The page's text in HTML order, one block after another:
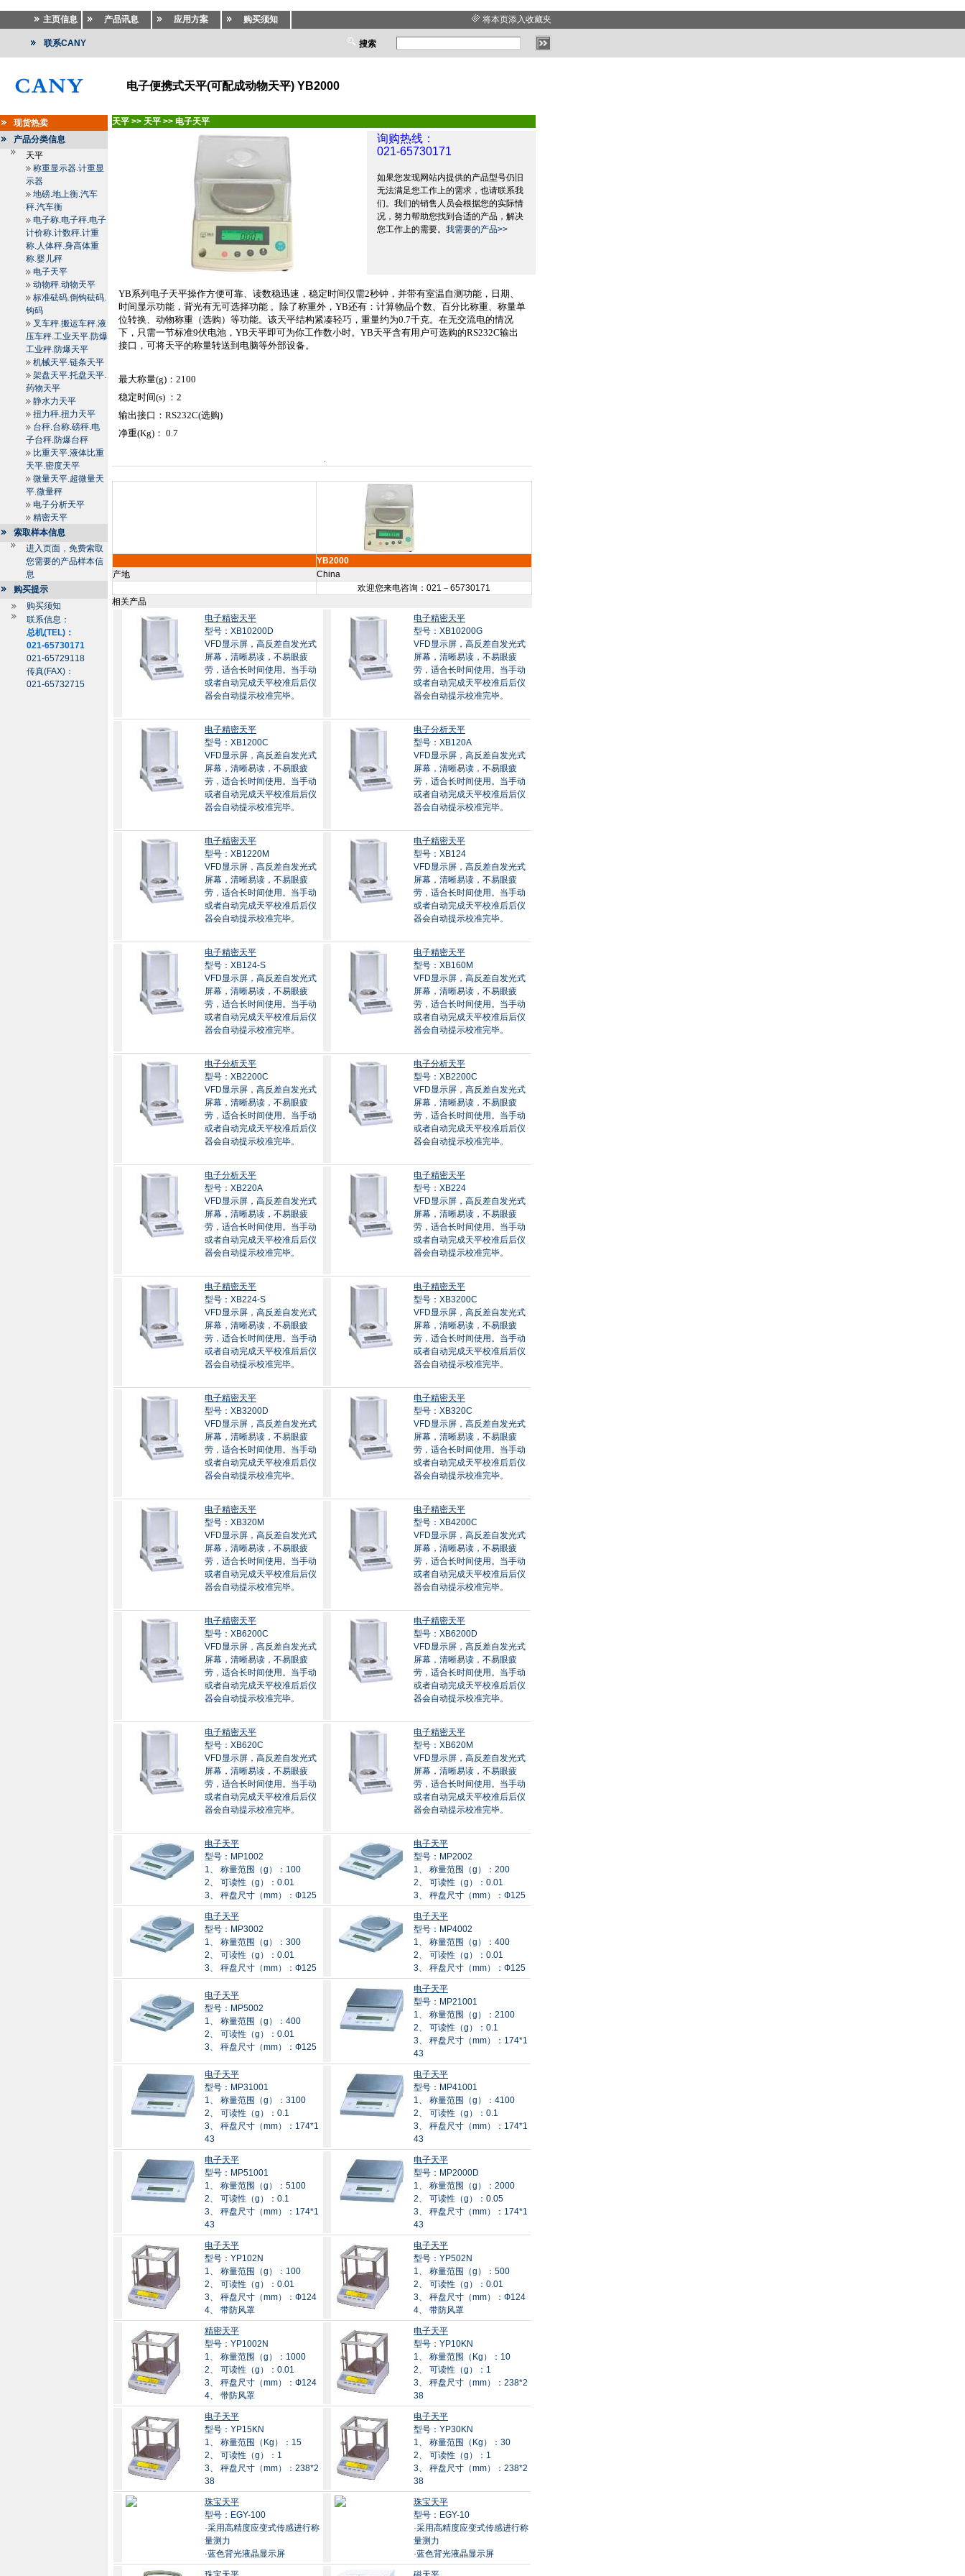
主页信息 产品讯息 应用方案 购买须知 将本页添入收藏夹
联系CANY 搜索
电子便携式天平(可配成动物天平) YB2000
现货热卖
产品分类信息
天平
称重显示器.计重显
示器
地磅.地上衡.汽车
秤.汽车衡
电子称.电子秤.电子
计价称.计数秤.计重
称.人体秤.身高体重
称.婴儿秤
电子天平
动物秤.动物天平
标准砝码.倒钩砝码.
钩码
叉车秤.搬运车秤.液
压车秤.工业天平.防爆
工业秤.防爆天平
机械天平.链条天平
架盘天平.托盘天平.
药物天平
静水力天平
扭力秤.扭力天平
台秤.台称.磅秤.电
子台秤.防爆台秤
比重天平.液体比重
天平.密度天平
微量天平.超微量天
平.微量秤
电子分析天平
精密天平
索取样本信息
进入页面，免费索取
您需要的产品样本信
息
购买提示
购买须知
联系信息：
总机(TEL)：
021-65730171
021-65729118
传真(FAX)：
021-65732715
天平 >> 天平 >> 电子天平
询购热线：
021-65730171
如果您发现网站内提供的产品型号仍旧
无法满足您工作上的需求，也请联系我
们。我们的销售人员会根据您的实际情
况，努力帮助您找到合适的产品，解决
您工作上的需要。 我需要的产品>>
YB系列电子天平操作方便可靠、读数稳迅速，稳定时间仅需2秒钟，并带有室温自测功能，日期、
时间显示功能，背光有无可选择功能 。除了称重外，YB还有：计算物品个数、百分比称重、称量单
位转换、动物称重（选购）等功能。该天平结构紧凑轻巧，重量约为0.7千克。在无交流电的情况
下，只需一节标准9伏电池，YB天平即可为你工作数小时。YB天平含有用户可选购的RS232C输出
接口，可将天平的称量转送到电脑等外部设备。
最大称量(g) ：2100
稳定时间(s) ：2
输出接口：RS232C(选购)
净重(Kg) ： 0.7
YB2000
产地
China
欢迎您来电咨询：021－65730171
相关产品
电子精密天平
型号：XB10200D
VFD显示屏，高反差自发光式
屏幕，清晰易读，不易眼疲
劳，适合长时间使用。当手动
或者自动完成天平校准后后仪
器会自动提示校准完毕。
电子精密天平
型号：XB10200G
VFD显示屏，高反差自发光式
屏幕，清晰易读，不易眼疲
劳，适合长时间使用。当手动
或者自动完成天平校准后后仪
器会自动提示校准完毕。
电子精密天平
型号：XB1200C
VFD显示屏，高反差自发光式
屏幕，清晰易读，不易眼疲
劳，适合长时间使用。当手动
或者自动完成天平校准后后仪
器会自动提示校准完毕。
电子分析天平
型号：XB120A
VFD显示屏，高反差自发光式
屏幕，清晰易读，不易眼疲
劳，适合长时间使用。当手动
或者自动完成天平校准后后仪
器会自动提示校准完毕。
电子精密天平
型号：XB1220M
VFD显示屏，高反差自发光式
屏幕，清晰易读，不易眼疲
劳，适合长时间使用。当手动
或者自动完成天平校准后后仪
器会自动提示校准完毕。
电子精密天平
型号：XB124
VFD显示屏，高反差自发光式
屏幕，清晰易读，不易眼疲
劳，适合长时间使用。当手动
或者自动完成天平校准后后仪
器会自动提示校准完毕。
电子精密天平
型号：XB124-S
VFD显示屏，高反差自发光式
屏幕，清晰易读，不易眼疲
劳，适合长时间使用。当手动
或者自动完成天平校准后后仪
器会自动提示校准完毕。
电子精密天平
型号：XB160M
VFD显示屏，高反差自发光式
屏幕，清晰易读，不易眼疲
劳，适合长时间使用。当手动
或者自动完成天平校准后后仪
器会自动提示校准完毕。
电子分析天平
型号：XB2200C
VFD显示屏，高反差自发光式
屏幕，清晰易读，不易眼疲
劳，适合长时间使用。当手动
或者自动完成天平校准后后仪
器会自动提示校准完毕。
电子分析天平
型号：XB2200C
VFD显示屏，高反差自发光式
屏幕，清晰易读，不易眼疲
劳，适合长时间使用。当手动
或者自动完成天平校准后后仪
器会自动提示校准完毕。
电子分析天平
型号：XB220A
VFD显示屏，高反差自发光式
屏幕，清晰易读，不易眼疲
劳，适合长时间使用。当手动
或者自动完成天平校准后后仪
器会自动提示校准完毕。
电子精密天平
型号：XB224
VFD显示屏，高反差自发光式
屏幕，清晰易读，不易眼疲
劳，适合长时间使用。当手动
或者自动完成天平校准后后仪
器会自动提示校准完毕。
电子精密天平
型号：XB224-S
VFD显示屏，高反差自发光式
屏幕，清晰易读，不易眼疲
劳，适合长时间使用。当手动
或者自动完成天平校准后后仪
器会自动提示校准完毕。
电子精密天平
型号：XB3200C
VFD显示屏，高反差自发光式
屏幕，清晰易读，不易眼疲
劳，适合长时间使用。当手动
或者自动完成天平校准后后仪
器会自动提示校准完毕。
电子精密天平
型号：XB3200D
VFD显示屏，高反差自发光式
屏幕，清晰易读，不易眼疲
劳，适合长时间使用。当手动
或者自动完成天平校准后后仪
器会自动提示校准完毕。
电子精密天平
型号：XB320C
VFD显示屏，高反差自发光式
屏幕，清晰易读，不易眼疲
劳，适合长时间使用。当手动
或者自动完成天平校准后后仪
器会自动提示校准完毕。
电子精密天平
型号：XB320M
VFD显示屏，高反差自发光式
屏幕，清晰易读，不易眼疲
劳，适合长时间使用。当手动
或者自动完成天平校准后后仪
器会自动提示校准完毕。
电子精密天平
型号：XB4200C
VFD显示屏，高反差自发光式
屏幕，清晰易读，不易眼疲
劳，适合长时间使用。当手动
或者自动完成天平校准后后仪
器会自动提示校准完毕。
电子精密天平
型号：XB6200C
VFD显示屏，高反差自发光式
屏幕，清晰易读，不易眼疲
劳，适合长时间使用。当手动
或者自动完成天平校准后后仪
器会自动提示校准完毕。
电子精密天平
型号：XB6200D
VFD显示屏，高反差自发光式
屏幕，清晰易读，不易眼疲
劳，适合长时间使用。当手动
或者自动完成天平校准后后仪
器会自动提示校准完毕。
电子精密天平
型号：XB620C
VFD显示屏，高反差自发光式
屏幕，清晰易读，不易眼疲
劳，适合长时间使用。当手动
或者自动完成天平校准后后仪
器会自动提示校准完毕。
电子精密天平
型号：XB620M
VFD显示屏，高反差自发光式
屏幕，清晰易读，不易眼疲
劳，适合长时间使用。当手动
或者自动完成天平校准后后仪
器会自动提示校准完毕。
电子天平
型号：MP1002
1、 称量范围（g）：100
2、 可读性（g）：0.01
3、 秤盘尺寸（mm）：Ф125
电子天平
型号：MP2002
1、 称量范围（g）：200
2、 可读性（g）：0.01
3、 秤盘尺寸（mm）：Ф125
电子天平
型号：MP3002
1、 称量范围（g）：300
2、 可读性（g）：0.01
3、 秤盘尺寸（mm）：Ф125
电子天平
型号：MP4002
1、 称量范围（g）：400
2、 可读性（g）：0.01
3、 秤盘尺寸（mm）：Ф125
电子天平
型号：MP5002
1、 称量范围（g）：400
2、 可读性（g）：0.01
3、 秤盘尺寸（mm）：Ф125
电子天平
型号：MP21001
1、 称量范围（g）：2100
2、 可读性（g）：0.1
3、 秤盘尺寸（mm）：174*1
43
电子天平
型号：MP31001
1、 称量范围（g）：3100
2、 可读性（g）：0.1
3、 秤盘尺寸（mm）：174*1
43
电子天平
型号：MP41001
1、 称量范围（g）：4100
2、 可读性（g）：0.1
3、 秤盘尺寸（mm）：174*1
43
电子天平
型号：MP51001
1、 称量范围（g）：5100
2、 可读性（g）：0.1
3、 秤盘尺寸（mm）：174*1
43
电子天平
型号：MP2000D
1、 称量范围（g）：2000
2、 可读性（g）：0.05
3、 秤盘尺寸（mm）：174*1
43
电子天平
型号：YP102N
1、 称量范围（g）：100
2、 可读性（g）：0.01
3、 秤盘尺寸（mm）：Ф124
4、 带防风罩
电子天平
型号：YP502N
1、 称量范围（g）：500
2、 可读性（g）：0.01
3、 秤盘尺寸（mm）：Ф124
4、 带防风罩
精密天平
型号：YP1002N
1、 称量范围（g）：1000
2、 可读性（g）：0.01
3、 秤盘尺寸（mm）：Ф124
4、 带防风罩
电子天平
型号：YP10KN
1、 称量范围（Kg）：10
2、 可读性（g）：1
3、 秤盘尺寸（mm）：238*2
38
电子天平
型号：YP15KN
1、 称量范围（Kg）：15
2、 可读性（g）：1
3、 秤盘尺寸（mm）：238*2
38
电子天平
型号：YP30KN
1、 称量范围（Kg）：30
2、 可读性（g）：1
3、 秤盘尺寸（mm）：238*2
38
珠宝天平
型号：EGY-100
·采用高精度应变式传感进行称
量测力
·蓝色背光液晶显示屏
珠宝天平
型号：EGY-10
·采用高精度应变式传感进行称
量测力
·蓝色背光液晶显示屏